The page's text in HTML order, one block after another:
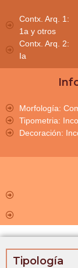
Contx. Arq. 1:
1a y otros
Contx. Arq. 2:
Ia
Morfología:
Tipometria:
Decoración:
Tipología